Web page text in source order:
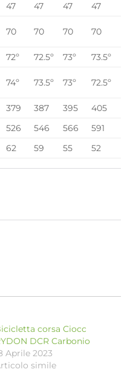
47 47 47
47
70 70 70 70
72º 72.5º 73º
73.5º
74º 73.5º 73º 72.5º
379 387 395
405
526 546 566
591
62 59 55 52
corsa Ciocc
DCR Carbonio
Aprile 2023
simile